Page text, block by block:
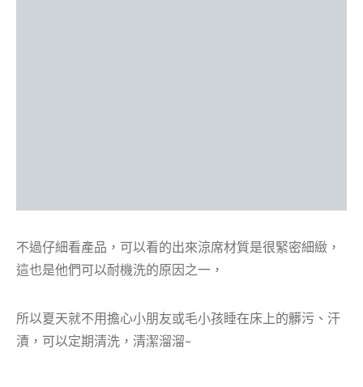
不過仔細看產品，可以看的出來涼席材質是很緊密細緻，
這也是他們可以耐機洗的原因之一，
所以夏天就不用擔心小朋友或毛小孩睡在床上的髒污、汗
漬，可以定期清洗，清潔溜溜~